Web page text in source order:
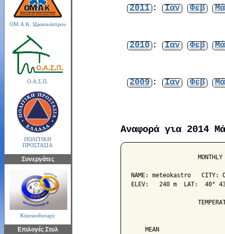
ΟΜ.Α.Κ. Ωραιοκάστρου
Ο.Α.Σ.Π.
ΠΟΛΙΤΙΚΗ
ΠΡΟΣΤΑΣΙΑ
Συνεργάτες
Kinesiotherapy
Επιλογές Στυλ
2011 : Ιαν Φεβ
2010 : Ιαν Φεβ
2009 : Ιαν Φεβ
Αναφορά για 2014
NAME: meteokastro   CITY:
ELEV:   240 m  LAT:  40°
MEAN